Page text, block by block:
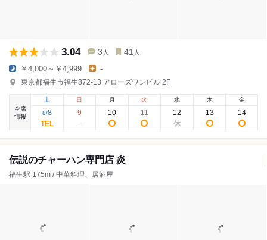
3.04 3 人 41 人
￥4,000～￥4,999 -
東京都福生市福生872-13 アローズワンビル 2F
空席
情報
土
8/8
日
9
月
10
火
11
水
12
木
13
金
14
伝説のチャーハン専門店 炎
福生駅 175m / 中華料理、居酒屋